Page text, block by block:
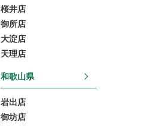
桜井店
御所店
大淀店
天理店
和歌山県
岩出店
御坊店